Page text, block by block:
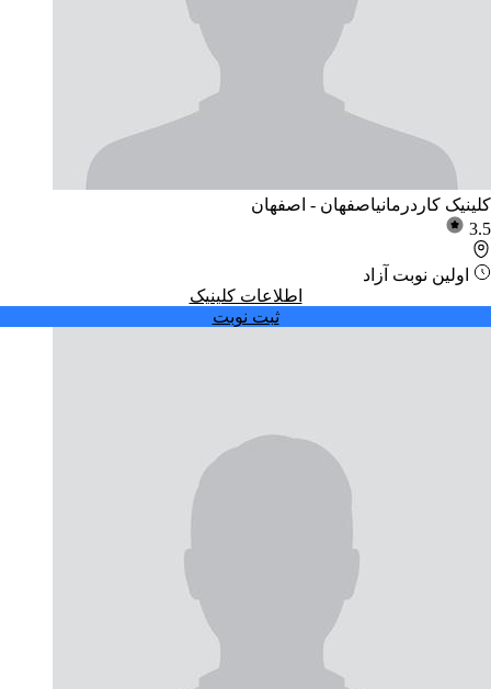
کلینیک کاردرمانیاصفهان - اصفهان
3.5
اولین نوبت آزاد
اطلاعات کلینیک
ثبت نوبت